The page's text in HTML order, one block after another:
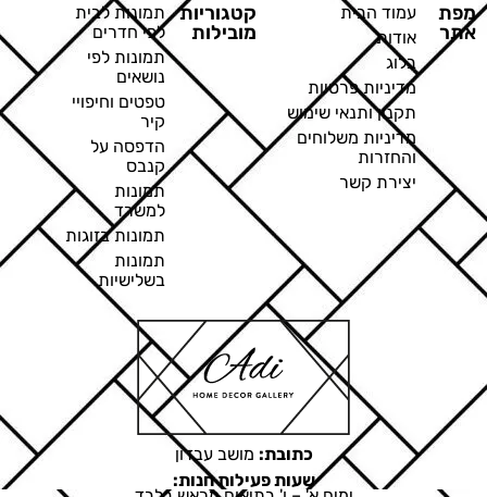
מפת
אתר
עמוד הבית
אודות
בלוג
מדיניות פרטיות
תקנון ותנאי שימוש
מדיניות משלוחים
והחזרות
יצירת קשר
קטגוריות
מובילות
תמונות לבית
לפי חדרים
תמונות לפי
נושאים
טפטים וחיפויי
קיר
הדפסה על
קנבס
תמונות
למשרד
תמונות בזוגות
תמונות
בשלישיות
כתובת: מושב עבדון
שעות פעילות חנות: